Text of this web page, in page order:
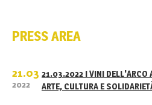
PRESS AREA
21.03
2022
21.03.2022 I VINI DELL'ARCO
ARTE, CULTURA E